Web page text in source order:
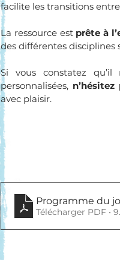
facilite les transitions
La ressource est prête à
des différentes disciplines
Si vous constatez
personnalisées,
avec plaisir.
Programme du
Télécharger PDF •